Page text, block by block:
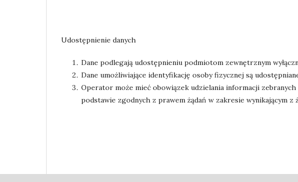
Udostępnienie danych
Dane podlegają udostępnieniu podmiotom zewnętrznym
Dane umożliwiające identyfikację osoby fizycznej są
Operator może mieć obowiązek udzielania informacji
podstawie zgodnych z prawem żądań w zakresie wynikającym z